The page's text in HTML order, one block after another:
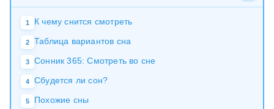
1 К чему снится смотреть
2 Таблица вариантов сна
3 Сонник 365: Смотреть во сне
4 Сбудется ли сон?
5 Похожие сны